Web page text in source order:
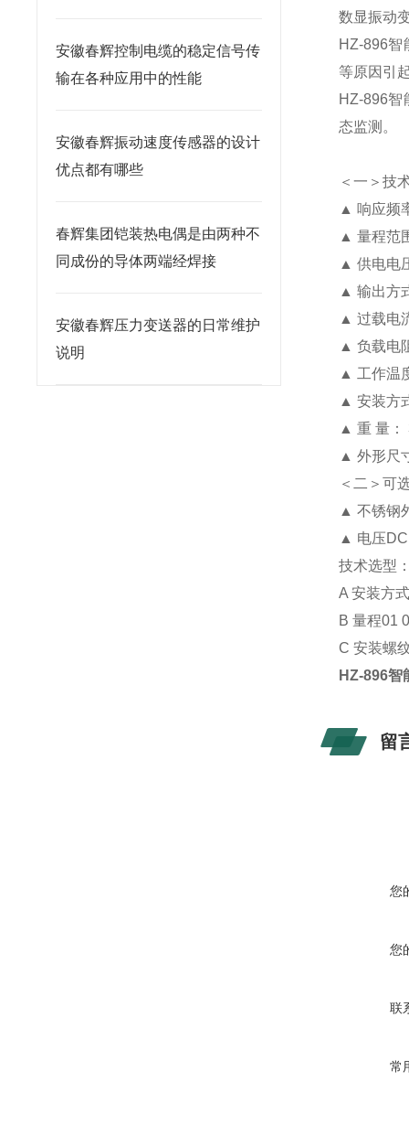
安徽春辉控制电缆的稳定信号传
输在各种应用中的性能
安徽春辉振动速度传感器的设计
优点都有哪些
春辉集团铠装热电偶是由两种不
同成份的导体两端经焊接
安徽春辉压力变送器的日常维护
说明
数显振动
HZ-896智
等原因引
HZ-896智
态监测。
＜一＞技
▲ 响应频
▲ 量程
▲ 供电电
▲ 输出方
▲ 过载电
▲ 负载电
▲ 工作温
▲ 安装方
▲ 重 量
▲ 外形尺
＜二＞可
▲ 不锈钢
▲ 电压
技术选型
A 安装方
B 量程01
C 安装螺
HZ-896智
留
您
您
联
常